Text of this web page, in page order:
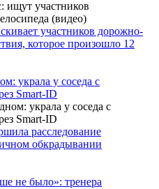
участников дорожно-
которое произошло 12
украла у соседа с
Smart-ID
расследование
обкрадывании
не было»: тренера